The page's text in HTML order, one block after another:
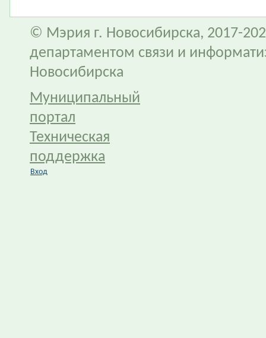
© Мэрия г. Новосибирска, 2017-
департаментом связи и
Новосибирска
Муниципальный
портал
Техническая
поддержка
Вход